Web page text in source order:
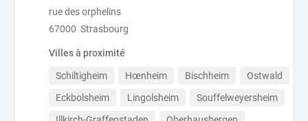
rue des orphelins
67000 Strasbourg
Villes à proximité
Schiltigheim Hœnheim Bischheim
Ostwald
Eckbolsheim
Lingolsheim
Souffelweyersheim